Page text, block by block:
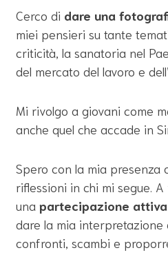
Cerco di dare una
miei pensieri su tante
criticità, la sanatoria nel
del mercato del lavoro e
Mi rivolgo a giovani come
anche quel che accade in
Spero con la mia
riflessioni in chi mi segue.
una partecipazione attiva
dare la mia
confronti, scambi e